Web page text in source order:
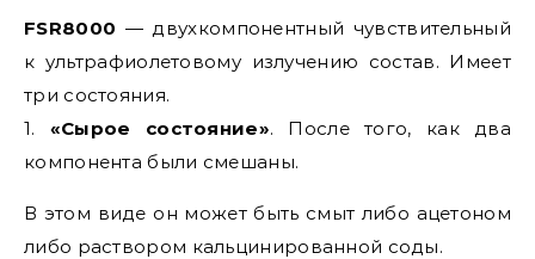
FSR8000 — двухкомпонентный чувствительный
к ультрафиолетовому излучению состав. Имеет
три состояния.
1. «Сырое состояние». После того, как два
компонента были смешаны.
В этом виде он может быть смыт либо ацетоном
либо раствором кальцинированной соды.